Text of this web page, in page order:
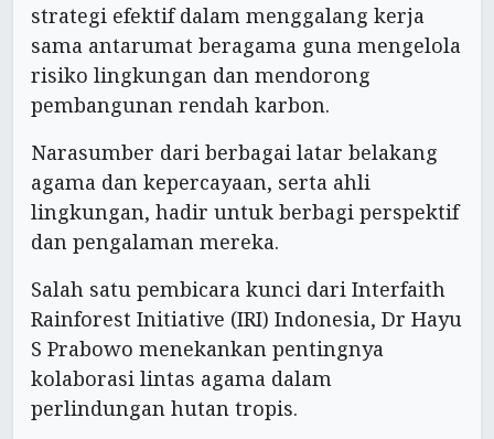
strategi efektif dalam menggalang kerja
sama antarumat beragama guna mengelola
risiko lingkungan dan mendorong
pembangunan rendah karbon.
Narasumber dari berbagai latar belakang
agama dan kepercayaan, serta ahli
lingkungan, hadir untuk berbagi perspektif
dan pengalaman mereka.
Salah satu pembicara kunci dari Interfaith
Rainforest Initiative (IRI) Indonesia, Dr Hayu
S Prabowo menekankan pentingnya
kolaborasi lintas agama dalam
perlindungan hutan tropis.